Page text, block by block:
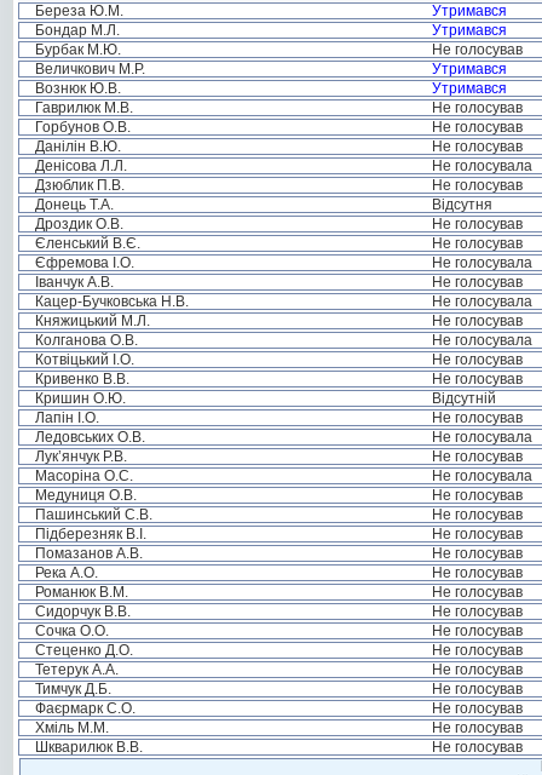
Береза Ю.М.
Утримався
Бондар М.Л.
Утримався
Бурбак М.Ю.
Не голосував
Величкович М.Р.
Утримався
Вознюк Ю.В.
Утримався
Гаврилюк М.В.
Не голосував
Горбунов О.В.
Не голосував
Данілін В.Ю.
Не голосував
Денісова Л.Л.
Не голосувала
Дзюблик П.В.
Не голосував
Донець Т.А.
Відсутня
Дроздик О.В.
Не голосував
Єленський В.Є.
Не голосував
Єфремова І.О.
Не голосувала
Іванчук А.В.
Не голосував
Кацер-Бучковська Н.В.
Не голосувала
Княжицький М.Л.
Не голосував
Колганова О.В.
Не голосувала
Котвіцький І.О.
Не голосував
Кривенко В.В.
Не голосував
Кришин О.Ю.
Відсутній
Лапін І.О.
Не голосував
Ледовських О.В.
Не голосувала
Лук’янчук Р.В.
Не голосував
Масоріна О.С.
Не голосувала
Медуниця О.В.
Не голосував
Пашинський С.В.
Не голосував
Підберезняк В.І.
Не голосував
Помазанов А.В.
Не голосував
Река А.О.
Не голосував
Романюк В.М.
Не голосував
Сидорчук В.В.
Не голосував
Сочка О.О.
Не голосував
Стеценко Д.О.
Не голосував
Тетерук А.А.
Не голосував
Тимчук Д.Б.
Не голосував
Фаєрмарк С.О.
Не голосував
Хміль М.М.
Не голосував
Шкварилюк В.В.
Не голосував